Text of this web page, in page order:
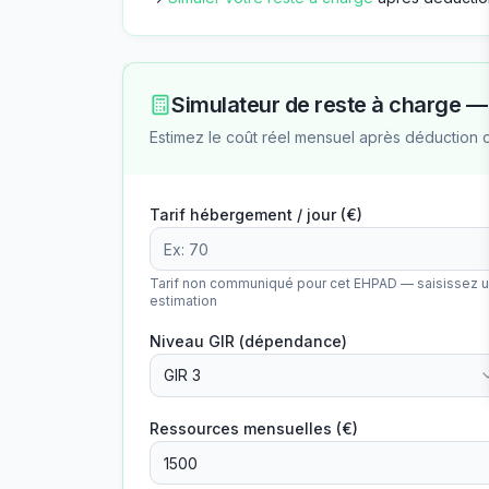
Simulateur de reste à charge —
Estimez le coût réel mensuel après déduction
Tarif hébergement / jour (€)
Tarif non communiqué pour cet EHPAD — saisissez
estimation
Niveau GIR (dépendance)
GIR 3
Ressources mensuelles (€)